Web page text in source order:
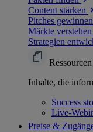
Content stärken
Pitches gewinnen
Märkte verstehen
Strategien
Ressourcen
Inhalte, die
Success
Live-
Preise &